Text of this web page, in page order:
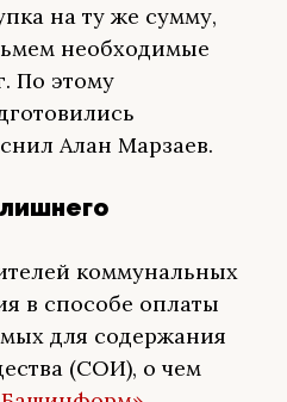
на ту же сумму,
необходимые
По этому
Алан Марзаев.
коммунальных
в способе оплаты
для содержания
(СОИ), о чем